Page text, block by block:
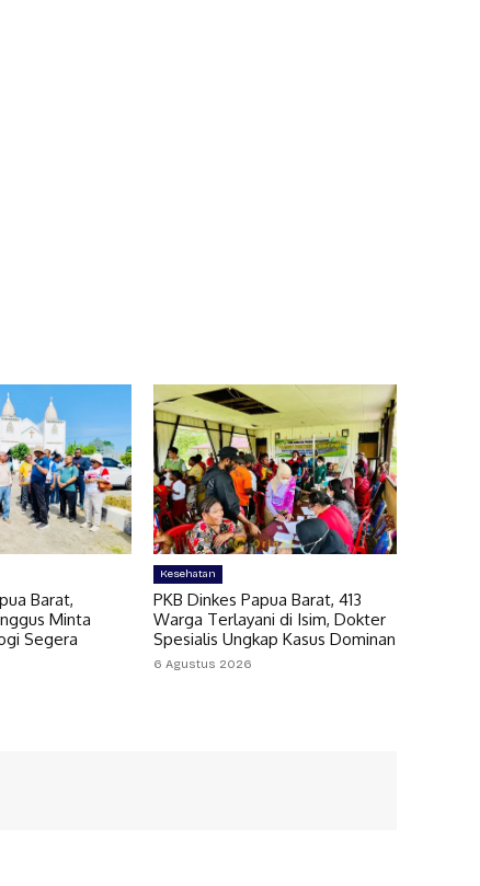
Barat,
Minta
Segera
Kesehatan
PKB Dinkes Papua Barat, 413
Warga Terlayani di Isim, Dokter
Spesialis Ungkap Kasus Dominan
6 Agustus 2026